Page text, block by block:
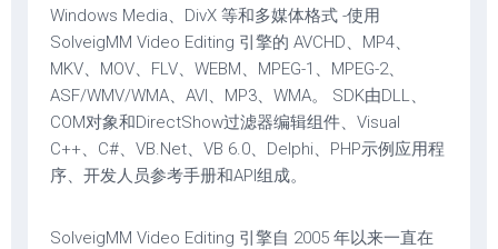
Windows Media、DivX 等和多媒体格式 -使用
SolveigMM Video Editing 引擎的 AVCHD、MP4、
MKV、MOV、FLV、WEBM、MPEG-1、MPEG-2、
ASF/WMV/WMA、AVI、MP3、WMA。 SDK由DLL、
COM对象和DirectShow过滤器编辑组件、Visual
C++、C#、VB.Net、VB 6.0、Delphi、PHP示例应用程
序、开发人员参考手册和API组成。
SolveigMM Video Editing 引擎自 2005 年以来一直在